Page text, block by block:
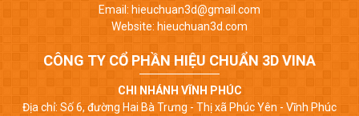
Email: hieuchuan3d@gmail.com
Website: hieuchuan3d.com
CÔNG TY CỔ PHẦN HIỆU CHUẨN 3D VINA
CHI NHÁNH VĨNH PHÚC
Địa chỉ: Số 6, đường Hai Bà Trưng - Thị xã Phúc Yên - Vĩnh Phúc